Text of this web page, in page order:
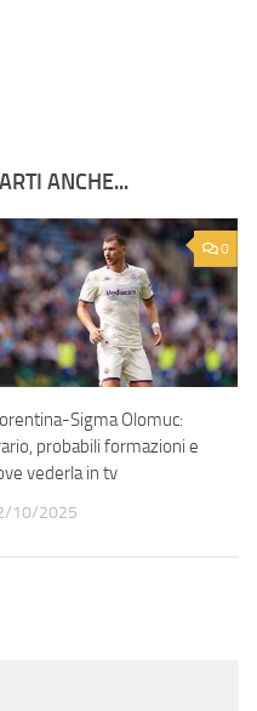
ANCHE...
0
Sigma Olomuc:
probabili formazioni e
vederla in tv
10/2025